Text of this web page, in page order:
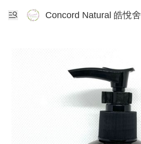
Concord Natural 皓悅舍